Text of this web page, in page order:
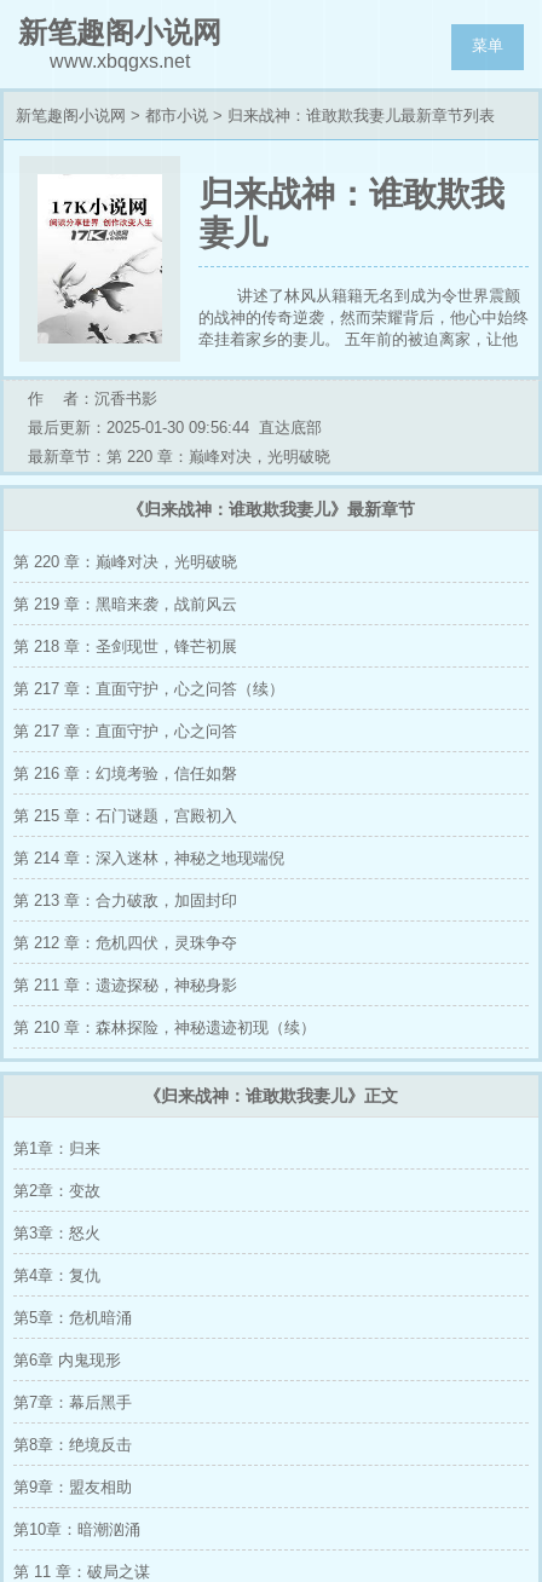
新笔趣阁小说网
www.xbqgxs.net
菜单
新笔趣阁小说网 > 都市小说 > 归来战神：谁敢欺我妻儿最新章节列表
归来战神：谁敢欺我
妻儿
讲述了林风从籍籍无名到成为令世界震颤
的战神的传奇逆袭，然而荣耀背后，他心中始终
牵挂着家乡的妻儿。 五年前的被迫离家，让他
时竟发现妻儿遭受欺凌，家门被砸，母女更是被
神之威彻底爆发，单枪匹马闯入虎穴，以雷霆手
段将那些小喽啰打得落花流水，成功解救出妻
女。 但他深知，这一切的背后定有幕后黑手在
操控，仇恨的火焰在心中熊熊燃烧，绝不就此罢
休。 于是，林风抱着女儿，牵着妻子，踏上了
彻查真相、血洗仇恨的复仇之路。 在这繁华都
市之中，各方势力盘根错节，可林风毫不畏惧，
凭借着无双战力与过人智慧，抽丝剥茧，誓要将
那些妄图伤害他家人的势力连根拔起，让他们为
所做的恶行付出惨痛代价。 一场惊心动魄、爱
恨交织的护亲复仇大戏就此拉开帷幕，邀你一同
见证战神的怒火与柔情。
作 者：沉香书影
最后更新：2025-01-30 09:56:44 直达底部
最新章节：第 220 章：巅峰对决，光明破晓
《归来战神：谁敢欺我妻儿》最新章节
第 220 章：巅峰对决，光明破晓
第 219 章：黑暗来袭，战前风云
第 218 章：圣剑现世，锋芒初展
第 217 章：直面守护，心之问答（续）
第 217 章：直面守护，心之问答
第 216 章：幻境考验，信任如磐
第 215 章：石门谜题，宫殿初入
第 214 章：深入迷林，神秘之地现端倪
第 213 章：合力破敌，加固封印
第 212 章：危机四伏，灵珠争夺
第 211 章：遗迹探秘，神秘身影
第 210 章：森林探险，神秘遗迹初现（续）
《归来战神：谁敢欺我妻儿》正文
第1章：归来
第2章：变故
第3章：怒火
第4章：复仇
第5章：危机暗涌
第6章 内鬼现形
第7章：幕后黑手
第8章：绝境反击
第9章：盟友相助
第10章：暗潮汹涌
第 11 章：破局之谋